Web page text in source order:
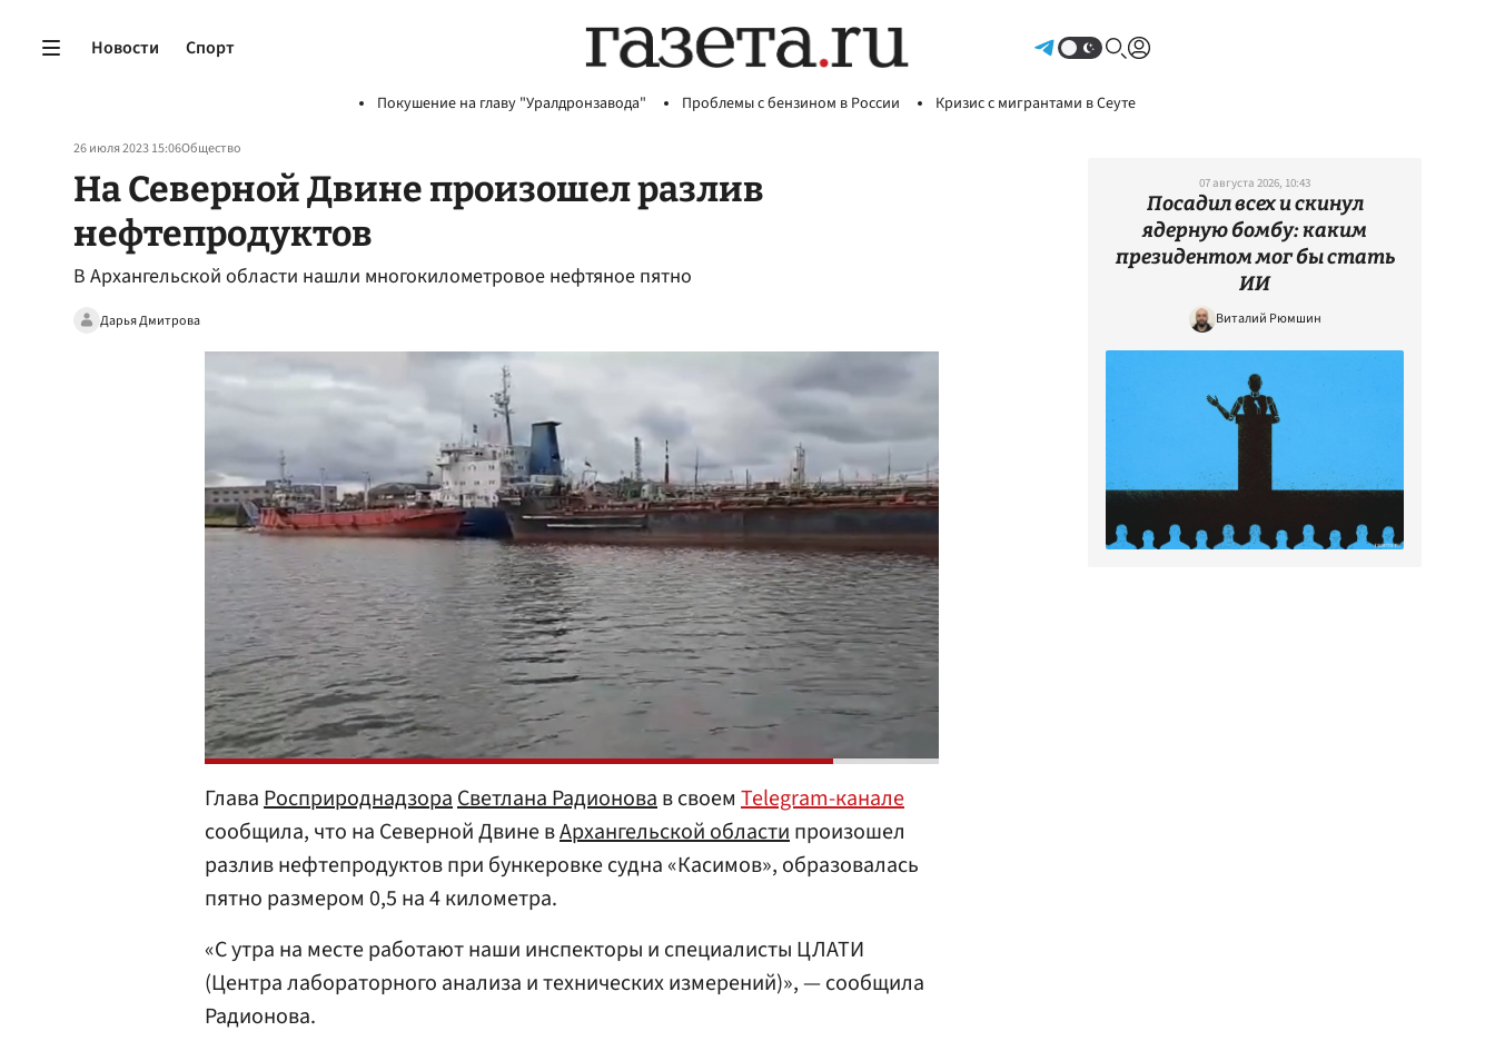
Новости Спорт
Покушение на главу "Уралдронзавода" Проблемы с бензином в России Кризис с мигрантами в Сеуте
26 июля 2023 15:06Общество
На Северной Двине произошел разлив
нефтепродуктов
В Архангельской области нашли многокилометровое нефтяное пятно
Дарья Дмитрова
ГлаваРосприроднадзораСветлана Радионовав своем Telegram-канале
сообщила, что на Северной Двине вАрхангельской областипроизошел
разлив нефтепродуктов при бункеровке судна «Касимов», образовалась
пятно размером 0,5 на 4 километра.
«С утра на месте работают наши инспекторы и специалисты ЦЛАТИ
(Центра лабораторного анализа и технических измерений)», — сообщила
Радионова.
07 августа 2026, 10:43
Посадил всех и скинул
ядерную бомбу: каким
президентом мог бы стать
ИИ
Виталий Рюмшин